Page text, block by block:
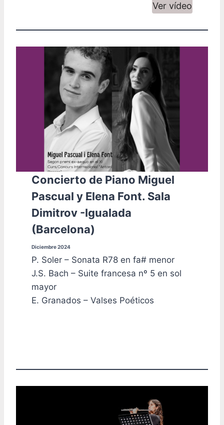
Ver vídeo
Concierto de Piano Miguel
Pascual y Elena Font. Sala
Dimitrov -Igualada
(Barcelona)
Diciembre 2024
P. Soler – Sonata R78 en fa# menor
J.S. Bach – Suite francesa nº 5 en sol
mayor
E. Granados – Valses Poéticos